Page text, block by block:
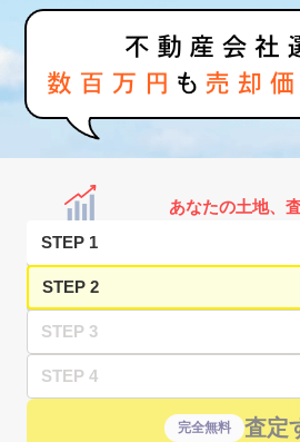
あなたの土地、
STEP 1
STEP 2
STEP 3
STEP 4
完全無料 査定
家査定シミュレーター
お問い合わせ